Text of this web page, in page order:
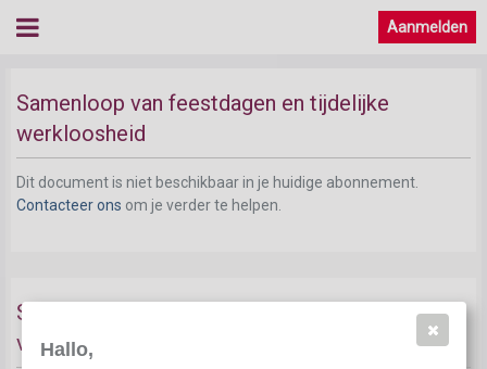
Aanmelden
Samenloop van feestdagen en tijdelijke
werkloosheid
Dit document is niet beschikbaar in je huidige abonnement.
Contacteer ons om je verder te helpen.
Samenloop van feestdagen en legerdienst of
vervangende dienst
Hallo,